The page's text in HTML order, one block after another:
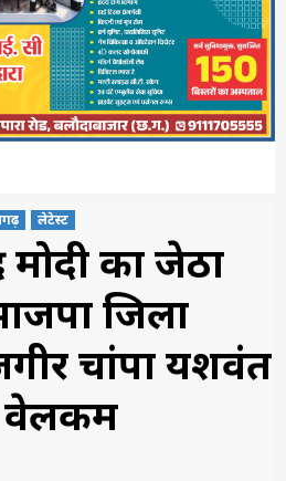
लेटेस्ट
मोदी का जेठा
जिला
चांपा यशवंत
वेलकम